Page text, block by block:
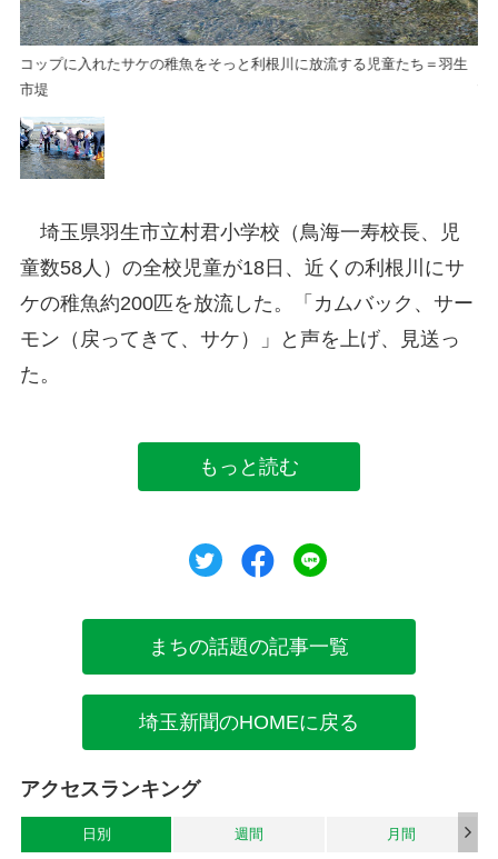
コップに入れたサケの稚魚をそっと利根川に放流する児童たち＝羽生
市堤
埼玉県羽生市立村君小学校（鳥海一寿校長、児
童数58人）の全校児童が18日、近くの利根川にサ
ケの稚魚約200匹を放流した。「カムバック、サー
モン（戻ってきて、サケ）」と声を上げ、見送っ
た。
もっと読む
ツイートシェア
まちの話題の記事一覧
埼玉新聞のHOMEに戻る
アクセスランキング
日別 週間 月間